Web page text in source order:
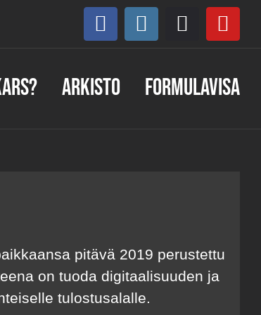
FacebookInstagram
Discord
Arkisto Formulavisa
pitävä 2019 perustettu
on tuoda digitaalisuuden ja
tulostusalalle.